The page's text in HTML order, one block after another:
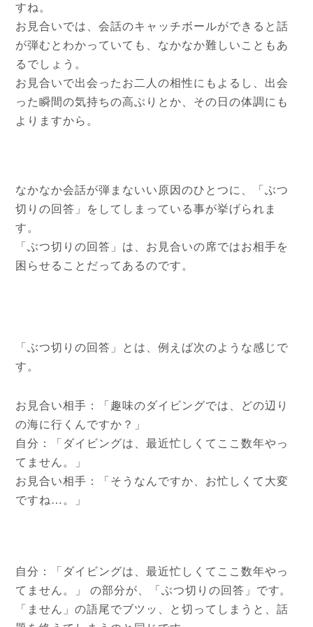
すね。
お見合いでは、会話のキャッチボールができると話
が弾むとわかっていても、なかなか難しいこともあ
るでしょう。
お見合いで出会ったお二人の相性にもよるし、出会
った瞬間の気持ちの高ぶりとか、その日の体調にも
よりますから。
なかなか会話が弾まないい原因のひとつに、「ぶつ
切りの回答」をしてしまっている事が挙げられま
す。
「ぶつ切りの回答」は、お見合いの席ではお相手を
困らせることだってあるのです。
「ぶつ切りの回答」とは、例えば次のような感じで
す。
お見合い相手：「趣味のダイビングでは、どの辺り
の海に行くんですか？」
自分：「ダイビングは、最近忙しくてここ数年やっ
てません。」
お見合い相手：「そうなんですか、お忙しくて大変
ですね…。」
自分：「ダイビングは、最近忙しくてここ数年やっ
てません。」 の部分が、「ぶつ切りの回答」です。
「ません」の語尾でブツッ、と切ってしまうと、話